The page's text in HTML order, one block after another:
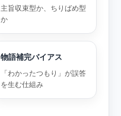
主旨収束型か、ちりばめ型
か
物語補完バイアス
「わかったつもり」が誤答
を生む仕組み